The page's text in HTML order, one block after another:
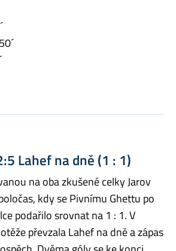
Lahef na dně (1 : 1)
na oba zkušené celky Jarov
kdy se Pivnímu Ghettu po
podařilo srovnat na 1 : 1. V
převzala Lahef na dně a zápas